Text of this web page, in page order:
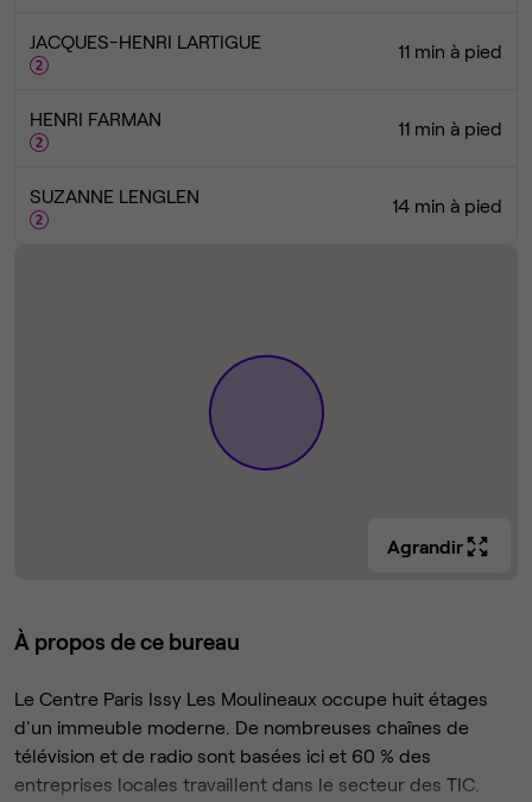
JACQUES-HENRI LARTIGUE 11 min à pied
HENRI FARMAN 11 min à pied
SUZANNE LENGLEN 14 min à pied
Agrandir
À propos de ce bureau
Le Centre Paris Issy Les Moulineaux occupe huit étages
d'un immeuble moderne. De nombreuses chaînes de
télévision et de radio sont basées ici et 60 % des
entreprises locales travaillent dans le secteur des TIC.